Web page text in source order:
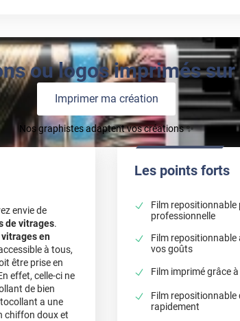
ou logos imprimés
Imprimer ma création
Nos graphistes adaptent vos créations ✨
envie de
de vitrages.
vitrages en
à tous,
être prise en
effet, celle-ci ne
de bien
a une
chiffon doux et
Les points forts
Film
professionnelle
Film repositionnable
vos goûts
Film imprimé grâce
Film repositionnable
rapidement